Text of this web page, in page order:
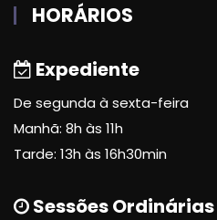
HORÁRIOS
Expediente
De segunda à sexta-feira
Manhã: 8h às 11h
Tarde: 13h às 16h30min
Sessões Ordinárias